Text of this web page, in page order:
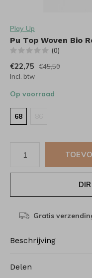
Play Up
Pu Top Woven Bio
(0)
€22,75
€45,50
Incl. btw
Op voorraad
68
Gratis
Beschrijving
Delen